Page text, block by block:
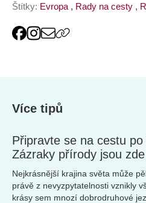
Štítky: Evropa , Rady na cesty ,
Více tipů
Připravte se na cestu
Zázraky přírody jsou
Nejkrásnější krajina světa může
právě z nevyzpytatelnosti vznikly
krásy sem mnozí dobrodruhové